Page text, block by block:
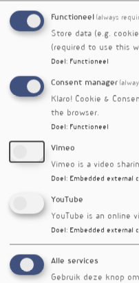
gunstig omdat het
met een verwijding
bindweefsel
100 mg hesperidine
effecten van
bij veneuze
ze blijken ook van
mogelijk door
in het bekken. Aan
dertien vrouwen mee.
Referenties
Grandi G, Feliciello L,
flavonoid mixture
troxerutin in women with
associated to pelvic pain:
study. Minerva Obstet
Functioneel (always
Store data (e.g.
(required to use this
Doel : Functioneel
Consent manager
Klaro! Cookie &
the browser.
Doel : Functioneel
Vimeo
Vimeo is a video
Doel : Embedded external
YouTube
YouTube is an online
Doel : Embedded external
Alle services
Gebruik deze knop